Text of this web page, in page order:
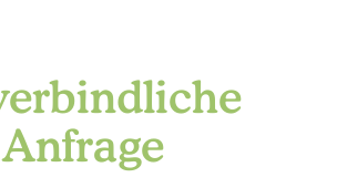
Anfrage